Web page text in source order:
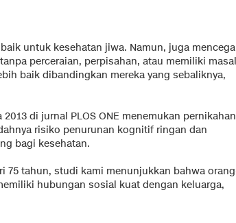
untuk kesehatan jiwa. Namun, juga
perceraian, perpisahan, atau memiliki
baik dibandingkan mereka yang sebaliknya,
di jurnal PLOS ONE menemukan
risiko penurunan kognitif ringan dan
bagi kesehatan.
75 tahun, studi kami menunjukkan bahwa
hubungan sosial kuat dengan keluarga,